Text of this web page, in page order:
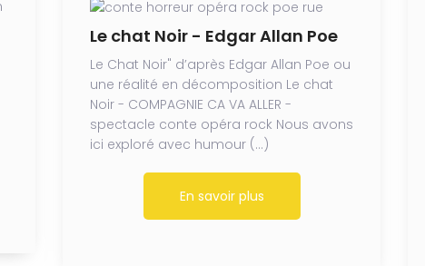
Le chat Noir - Edgar Allan Poe
Le Chat Noir" d’après Edgar Allan Poe ou
une réalité en décomposition Le chat
Noir - COMPAGNIE CA VA ALLER -
spectacle conte opéra rock Nous avons
ici exploré avec humour (…)
En savoir plus